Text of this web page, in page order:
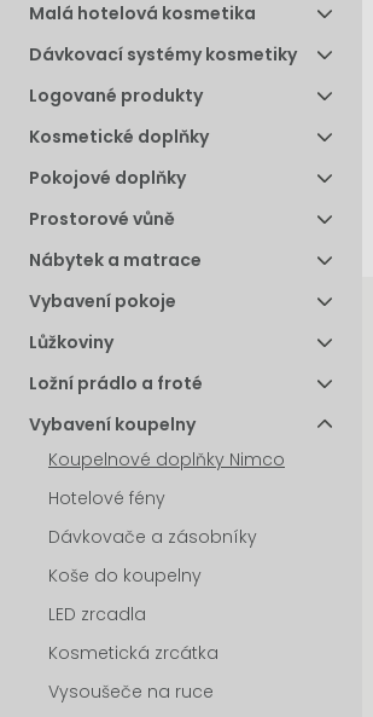
Malá hotelová kosmetika
Dávkovací systémy kosmetiky
Logované produkty
Kosmetické doplňky
Pokojové doplňky
Prostorové vůně
Nábytek a matrace
Vybavení pokoje
Lůžkoviny
Ložní prádlo a froté
Vybavení koupelny
Koupelnové doplňky Nimco
Hotelové fény
Dávkovače a zásobníky
Koše do koupelny
LED zrcadla
Kosmetická zrcátka
Vysoušeče na ruce